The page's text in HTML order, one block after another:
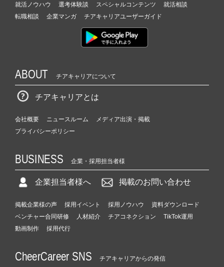
就活ノウハウ 選考体験談 スペシャルコンテンツ
就活相談
転職相談
企業マンガ チアキャリアユーザーガイド
ABOUT チアキャリアについて
チアキャリアとは
会社概要 ニュースルーム
メディア出演・掲載
プライバシーポリシー
BUSINESS 企業・採用担当者様
企業担当者様へ 掲載のお問い合わせ
掲載企業様の声 採用イベント 採用ノウハウ
資料ダウンロード
ベンチャー合同研修
人材紹介 チアコネクション
TikTok運用
動画制作
採用代行
CheerCareer SNS チアキャリアからの発信